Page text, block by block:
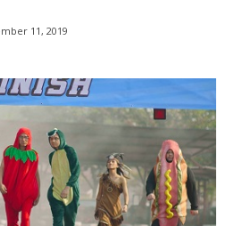
11, 2019